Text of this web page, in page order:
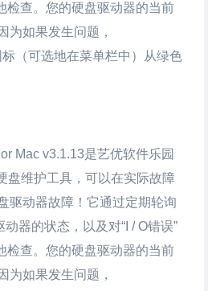
检查。您的硬盘驱动器的当前
为如果发生问题，
（可选地在菜单栏中）从绿色
Mac v3.1.13是艺优软件乐园
盘维护工具，可以在实际故障
驱动器故障！它通过定期轮询
器的状态，以及对“I / O错误”
检查。您的硬盘驱动器的当前
为如果发生问题，